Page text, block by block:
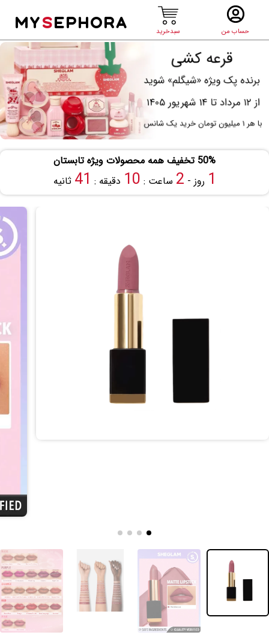
حساب من سبدخرید
MYSEPHORA
50% تخفیف همه محصولات ویژه تابستان
1 روز - 2 ساعت : 10 دقیقه : 40 ثانیه